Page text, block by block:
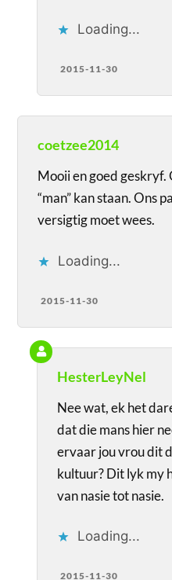
Loading...
2015-11-30
coetzee2014
Mooii en goed geskryf.
“man” kan staan. Ons
versigtig moet wees.
Loading...
2015-11-30
HesterLeyNel
Nee wat, ek het
dat die mans hier
ervaar jou vrou dit
kultuur? Dit lyk my
van nasie tot nasie.
Loading...
2015-11-30